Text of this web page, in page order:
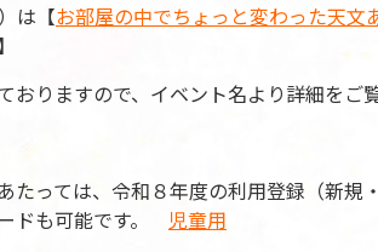
は【お部屋の中でちょっと変わった天文
おりますので、イベント名より詳細をご
たっては、令和８年度の利用登録（新規
ドも可能です。 児童用